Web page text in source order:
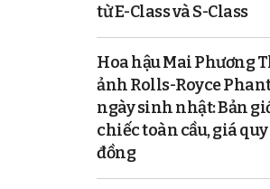
từ E-Class và S-Class
Hoa hậu Mai Phương
ảnh Rolls-Royce
ngày sinh nhật: Bản
chiếc toàn cầu, giá
đồng